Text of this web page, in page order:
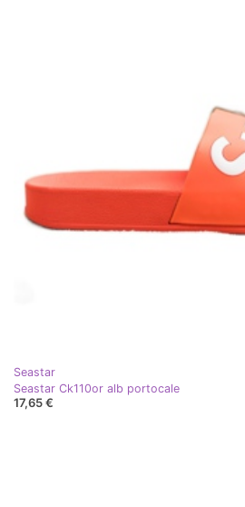
Seastar
Seastar Ck110or alb portocale
17,65 €